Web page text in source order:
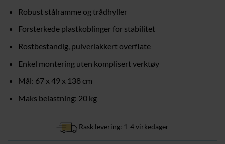
Robust stålramme og trådhyller
Forsterkede plastkoblinger for stabilitet
Rostbestandig, pulverlakkert overflate
Enkel montering uten komplisert verktøy
Mål: 67 x 49 x 138 cm
Maks belastning: 20 kg
Rask levering: 1-4 virkedager